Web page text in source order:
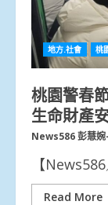
地方.社會 桃
桃園警春
生命財產
News586 彭慧婉
【
Read More